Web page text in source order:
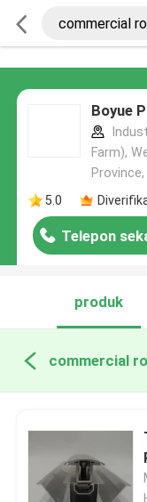
Boyue
Farm),
Province,
5.0
Telepon
produk
commercial